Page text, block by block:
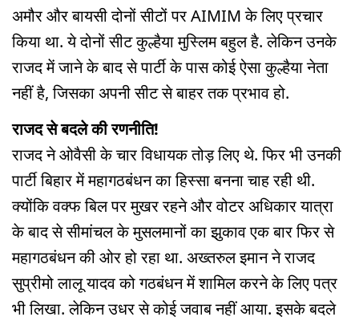
अमौर और बायसी दोनों सीटों पर AIMIM के लिए प्रचार
किया था. ये दोनों सीट कुल्हैया मुस्लिम बहुल है. लेकिन उनके
राजद में जाने के बाद से पार्टी के पास कोई ऐसा कुल्हैया नेता
नहीं है, जिसका अपनी सीट से बाहर तक प्रभाव हो.
राजद से बदले की रणनीति!
राजद ने ओवैसी के चार विधायक तोड़ लिए थे. फिर भी उनकी
पार्टी बिहार में महागठबंधन का हिस्सा बनना चाह रही थी.
क्योंकि वक्फ बिल पर मुखर रहने और वोटर अधिकार यात्रा
के बाद से सीमांचल के मुसलमानों का झुकाव एक बार फिर से
महागठबंधन की ओर हो रहा था. अख्तरुल इमान ने राजद
सुप्रीमो लालू यादव को गठबंधन में शामिल करने के लिए पत्र
भी लिखा. लेकिन उधर से कोई जवाब नहीं आया. इसके बदले